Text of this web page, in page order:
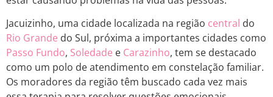
Jacuizinho, uma cidade localizada na região central do
Rio Grande do Sul, próxima a importantes cidades como
Passo Fundo, Soledade e Carazinho, tem se destacado
como um polo de atendimento em constelação familiar.
Os moradores da região têm buscado cada vez mais